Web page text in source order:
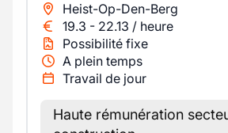
Heist-Op-Den-Berg
19.3 - 22.13 / heure
Possibilité fixe
A plein temps
Travail de jour
Haute rémunération